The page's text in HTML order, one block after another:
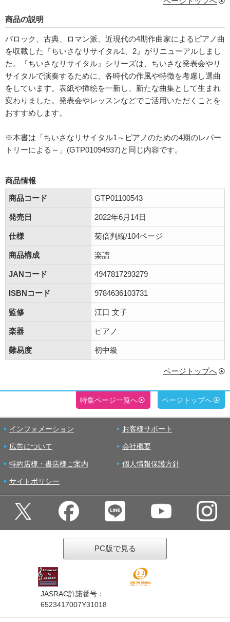
商品の説明
バロック、古典、ロマン派、近現代の4期作曲家によるピアノ曲
を収載した『ちいさなリサイタル1、2』がリニューアルしまし
た。『ちいさなリサイタル』シリーズは、ちいさな発表会やリ
サイタルで演奏するために、各時代の作風や特徴を考慮し選曲
をしています。表紙や挿絵を一新し、新たな曲集として生まれ
変わりました。発表会やレッスンなどでご活用いただくことを
おすすめします。
※本書は「ちいさなリサイタル1～ピアノのための4期のレパー
トリーによる～」(GTP01094937)と同じ内容です。
商品情報
商品コード
GTP01100543
発売日 2022年6月14日
仕様 菊倍判縦/104ページ
商品構成 楽譜
JANコード 4947817293279
ISBNコード 9784636103731
監修 江口 文子
楽器 ピアノ
難易度 初中級
ページトップへ
特集ページ一覧へ ページトップへ
インフォメーション お客様サポート
広告について 会社概要
特約店様・書店様ご案内 個人情報保護方針
サイトポリシー
PC版で見る
JASRAC許諾番号：
6523417007Y31018